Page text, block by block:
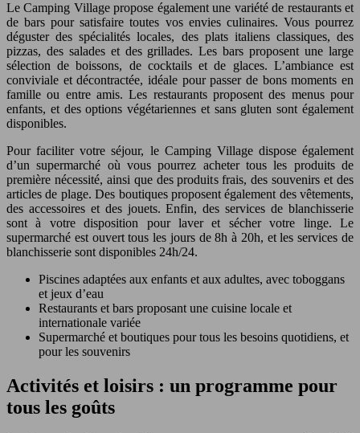
Le Camping Village propose également une variété de restaurants et
de bars pour satisfaire toutes vos envies culinaires. Vous pourrez
déguster des spécialités locales, des plats italiens classiques, des
pizzas, des salades et des grillades. Les bars proposent une large
sélection de boissons, de cocktails et de glaces. L’ambiance est
conviviale et décontractée, idéale pour passer de bons moments en
famille ou entre amis. Les restaurants proposent des menus pour
enfants, et des options végétariennes et sans gluten sont également
disponibles.
Pour faciliter votre séjour, le Camping Village dispose également
d’un supermarché où vous pourrez acheter tous les produits de
première nécessité, ainsi que des produits frais, des souvenirs et des
articles de plage. Des boutiques proposent également des vêtements,
des accessoires et des jouets. Enfin, des services de blanchisserie
sont à votre disposition pour laver et sécher votre linge. Le
supermarché est ouvert tous les jours de 8h à 20h, et les services de
blanchisserie sont disponibles 24h/24.
Piscines adaptées aux enfants et aux adultes, avec toboggans
et jeux d’eau
Restaurants et bars proposant une cuisine locale et
internationale variée
Supermarché et boutiques pour tous les besoins quotidiens, et
pour les souvenirs
Activités et loisirs : un programme pour
tous les goûts